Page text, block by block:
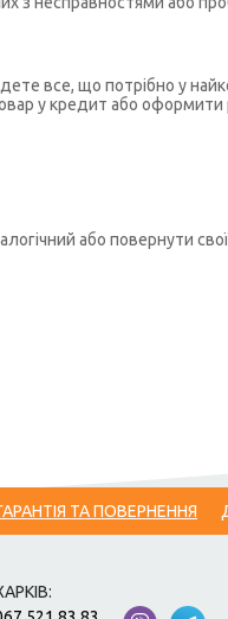
все, що потрібно у
у кредит або оформити
або повернути
ТА ПОВЕРНЕННЯ